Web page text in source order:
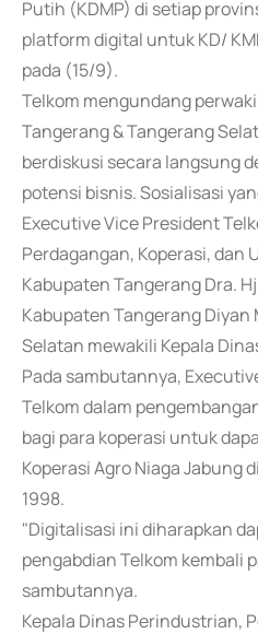
Putih (KDMP) di setiap
platform digital untuk KD/
pada (15/9).
Telkom mengundang
Tangerang & Tangerang
berdiskusi secara langsung
potensi bisnis. Sosialisasi
Executive Vice President
Perdagangan, Koperasi, dan
Kabupaten Tangerang Dra.
Kabupaten Tangerang Diyan
Selatan mewakili Kepala
Pada sambutannya,
Telkom dalam
bagi para koperasi untuk
Koperasi Agro Niaga Jabung
1998.
"Digitalisasi ini diharapkan
pengabdian Telkom kembali
sambutannya.
Kepala Dinas Perindustrian,